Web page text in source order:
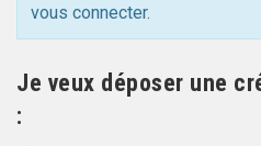
vous connecter.
Je veux déposer une
: